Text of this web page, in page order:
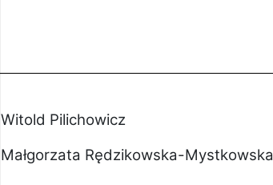
Witold Pilichowicz
Małgorzata Rędzikowska-Mystkowska